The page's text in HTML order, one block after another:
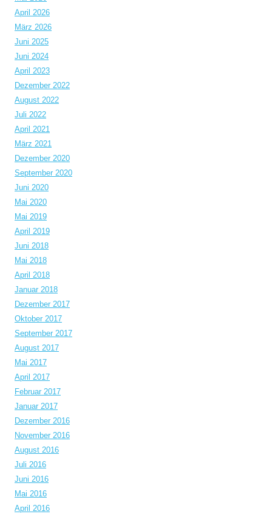
April 2026
März 2026
Juni 2025
Juni 2024
April 2023
Dezember 2022
August 2022
Juli 2022
April 2021
März 2021
Dezember 2020
September 2020
Juni 2020
Mai 2020
Mai 2019
April 2019
Juni 2018
Mai 2018
April 2018
Januar 2018
Dezember 2017
Oktober 2017
September 2017
August 2017
Mai 2017
April 2017
Februar 2017
Januar 2017
Dezember 2016
November 2016
August 2016
Juli 2016
Juni 2016
Mai 2016
April 2016